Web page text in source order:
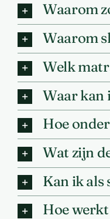
Waarom
Waarom
Welk
Waar kan
Hoe
Wat zijn
Kan ik als
Hoe